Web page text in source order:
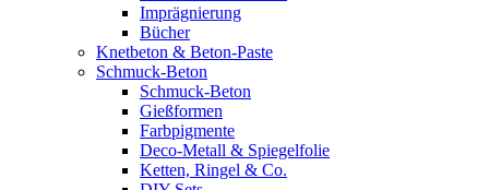
Imprägnierung
Bücher
Knetbeton & Beton-Paste
Schmuck-Beton
Schmuck-Beton
Gießformen
Farbpigmente
Deco-Metall & Spiegelfolie
Ketten, Ringel & Co.